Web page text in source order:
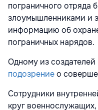
пограничного отряда
злоумышленниками и
информацию об
пограничных нарядов.
Одному из
подозрениео
Сотрудники
круг